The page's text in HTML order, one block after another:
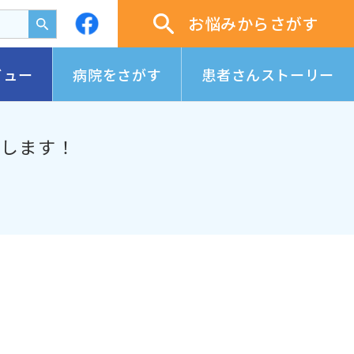
お悩みからさがす
ー 病院をさがす 患者さんストーリー
ます！